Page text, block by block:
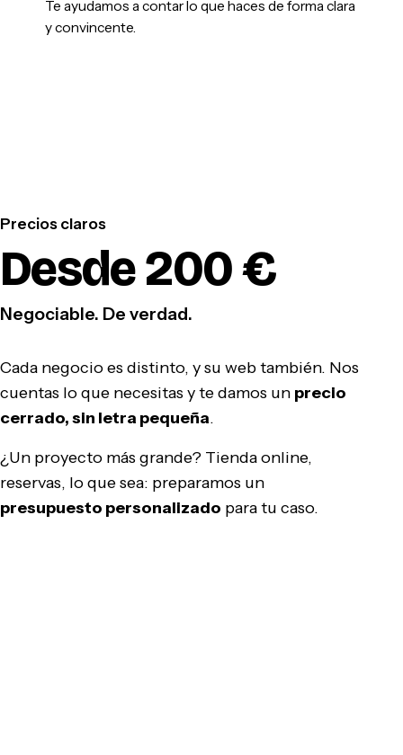
Te ayudamos a contar lo que haces de forma clara
y convincente.
Precios claros
Desde 200 €
Negociable. De verdad.
Cada negocio es distinto, y su web también. Nos
cuentas lo que necesitas y te damos un precio
cerrado, sin letra pequeña.
¿Un proyecto más grande? Tienda online,
reservas, lo que sea: preparamos un
presupuesto personalizado para tu caso.